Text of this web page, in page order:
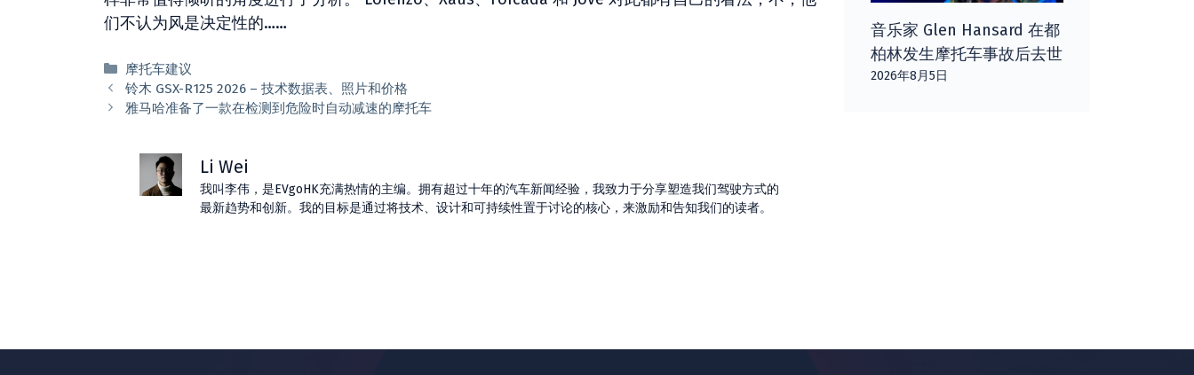
们不认为风是决定性的……
分
类
摩托车建议
铃木 GSX-R125 2026 – 技术数据表、照片和价格
雅马哈准备了一款在检测到危险时自动减速的摩托车
Li Wei
我叫李伟，是EVgoHK充满热情的主编。拥有超过十年的汽车新闻经验，我致力于分享塑造我们驾驶方式的
最新趋势和创新。我的目标是通过将技术、设计和可持续性置于讨论的核心，来激励和告知我们的读者。
音乐家 Glen Hansard 在都
柏林发生摩托车事故后去世
2026年8月5日